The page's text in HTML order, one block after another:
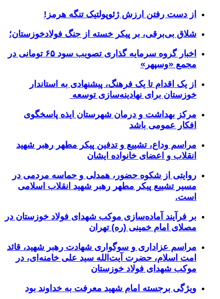
از دست رفتن ارزش ژئوپولتیک تنگه هرمز!
شلاق‌ بی‌برقی، بر پیکر خسته‌ از جنگ فولادخوزستان؛
اخبار گروه سرمایه گذاری تصویب سود ۶۵ تومانی در
مجمع «وسپهر»
از یک اقدام تا یک فرهنگ، پیشنهادی به استاندار
خوزستان برای نهادینه‌سازی توسعه
مرکز بهداشت و درمان شهرستان ایذه پاسخگوی
افکار عمومی باشد
مراسم وداع، تشییع و تدفین پیکر مطهر رهبر شهید
انقلاب و اعضای خانواده ایشان
روایتی از شکوه حضور، همدلی و حماسه مردمی در
مسیر تشییع پیکر مطهر رهبر شهید انقلاب اسلامی
است.
بر فرآیند آماده‌سازی موکب شهدای فولاد خوزستان در
مصلای امام خمینی (ره) تهران
مراسم عزاداری و سوگواری شهادت رهبر شهید، قائد
امت اسلام، حضرت آیت‌الله سید علی خامنه‌ای، در
موکب شهدای فولاد خوزستان
ویژگی برجسته امام شهید معرفت به خداوند بود